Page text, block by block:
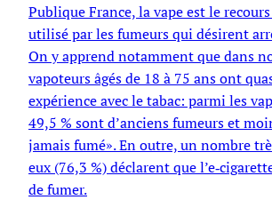
Publique France, la vape est le
utilisé par les fumeurs qui désirent
On y apprend notamment que dans
vapoteurs âgés de 18 à 75 ans ont
expérience avec le tabac: parmi les
49,5 % sont d’anciens fumeurs et
jamais fumé». En outre, un nombre
eux (76,3 %) déclarent que
de fumer.